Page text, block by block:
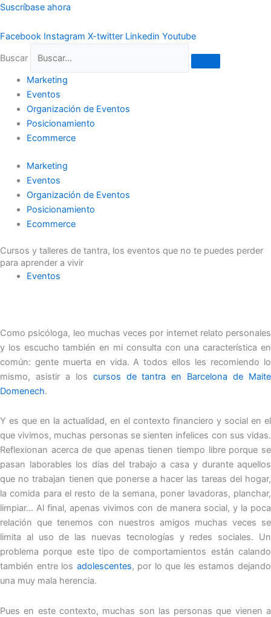
Ir
contenido
Suscríbase ahora
Facebook Instagram X-twitter Linkedin Youtube
Buscar
Marketing
Eventos
Organización de Eventos
Posicionamiento
Ecommerce
Marketing
Eventos
Organización de Eventos
Posicionamiento
Ecommerce
Cursos y talleres de tantra, los eventos que no te puedes perder
para aprender a vivir
Eventos
Como psicóloga, leo muchas veces por internet relato personales
y los escucho también en mi consulta con una característica en
común: gente muerta en vida. A todos ellos les recomiendo lo
mismo, asistir a los cursos de tantra en Barcelona de Maite
Domenech.
Y es que en la actualidad, en el contexto financiero y social en el
que vivimos, muchas personas se sienten infelices con sus vidas.
Reflexionan acerca de que apenas tienen tiempo libre porque se
pasan laborables los días del trabajo a casa y durante aquellos
que no trabajan tienen que ponerse a hacer las tareas del hogar,
la comida para el resto de la semana, poner lavadoras, planchar,
limpiar… Al final, apenas vivimos con de manera social, y la poca
relación que tenemos con nuestros amigos muchas veces se
limita al uso de las nuevas tecnologías y redes sociales. Un
problema porque este tipo de comportamientos están calando
también entre los adolescentes, por lo que les estamos dejando
una muy mala herencia.
Pues en este contexto, muchas son las personas que vienen a